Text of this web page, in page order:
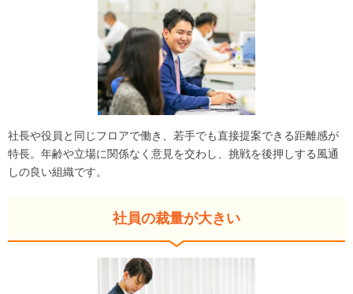
社長や役員と同じフロアで働き、若手でも直接提案できる距離感が
特長。年齢や立場に関係なく意見を交わし、挑戦を後押しする風通
しの良い組織です。
社員の裁量が大きい